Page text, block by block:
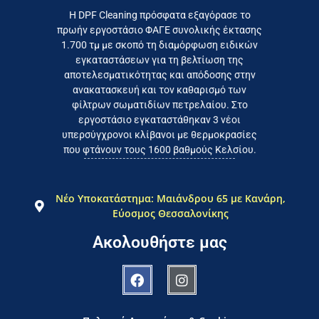
Η DPF Cleaning πρόσφατα εξαγόρασε το
πρωήν εργοστάσιο ΦΑΓΕ συνολικής έκτασης
1.700 τμ με σκοπό τη διαμόρφωση ειδικών
εγκαταστάσεων για τη βελτίωση της
αποτελεσματικότητας και απόδοσης στην
ανακατασκευή και τον καθαρισμό των
φίλτρων σωματιδίων πετρελαίου. Στο
εργοστάσιο εγκαταστάθηκαν 3 νέοι
υπερσύγχρονοι κλίβανοι με θερμοκρασίες
που φτάνουν τους 1600 βαθμούς Κελσίου.
Εργαζόμαστε καθημερινά για
το συμφέρον του τελικού
καταναλωτή
Νέο Υποκατάστημα: Μαιάνδρου 65 με Κανάρη,
Εύοσμος Θεσσαλονίκης
Ακολουθήστε μας